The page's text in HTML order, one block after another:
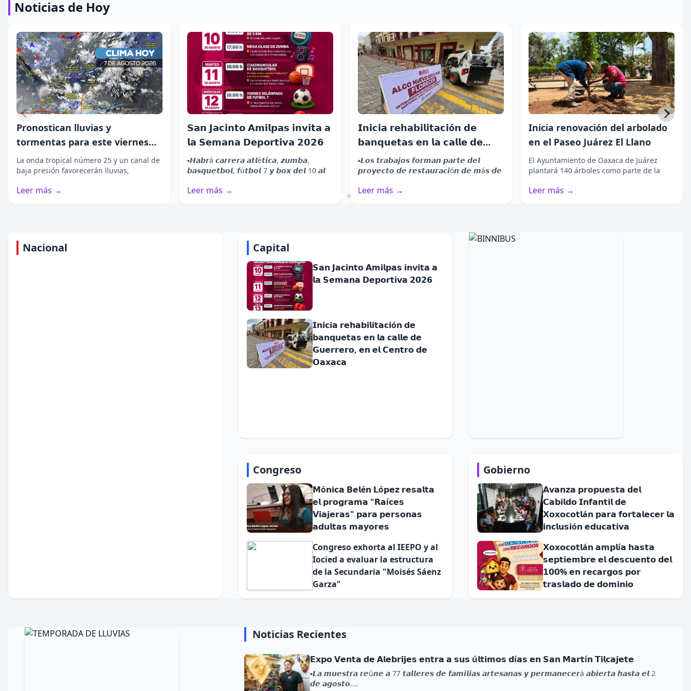
𝗗𝗼𝗻𝗮𝗷í… 𝗟𝗮 𝗟𝗲𝘆𝗲𝗻𝗱𝗮
𝘁𝗲𝗻𝗱𝗿á 𝘀𝘂 ú𝗹𝘁𝗶𝗺𝗮
𝗳𝘂𝗻𝗰𝗶ó𝗻 𝗲𝘀𝘁𝗲 𝗱𝗼𝗺𝗶𝗻𝗴𝗼
▪️𝙀𝙡 𝙚𝙨𝙥𝙚𝙘𝙩á𝙘𝙪𝙡𝙤 𝙨𝙚
𝙥𝙧𝙚𝙨𝙚𝙣𝙩𝙖𝙧á 𝙖 𝙡𝙖𝙨 20:00 𝙝𝙤𝙧𝙖𝙨
𝙚𝙣 𝙚𝙡 𝘼𝙪𝙙𝙞𝙩𝙤𝙧𝙞𝙤 𝙂𝙪𝙚𝙡𝙖...
Noticias de Hoy
Pronostican lluvias y
tormentas para este viernes
en gran parte de Oaxaca
La onda tropical número 25 y un canal de
baja presión favorecerán lluvias,
Leer más →
𝗦𝗮𝗻 𝗝𝗮𝗰𝗶𝗻𝘁𝗼 𝗔𝗺𝗶𝗹𝗽𝗮𝘀 𝗶𝗻𝘃𝗶𝘁𝗮 𝗮
𝗹𝗮 𝗦𝗲𝗺𝗮𝗻𝗮 𝗗𝗲𝗽𝗼𝗿𝘁𝗶𝘃𝗮 𝟮𝟬𝟮𝟲
▪️𝙃𝙖𝙗𝙧á 𝙘𝙖𝙧𝙧𝙚𝙧𝙖 𝙖𝙩𝙡é𝙩𝙞𝙘𝙖, 𝙯𝙪𝙢𝙗𝙖,
𝙗𝙖𝙨𝙦𝙪𝙚𝙩𝙗𝙤𝙡, 𝙛ú𝙩𝙗𝙤𝙡 7 𝙮 𝙗𝙤𝙭 𝙙𝙚𝙡 10 𝙖𝙡
Leer más →
𝗜𝗻𝗶𝗰𝗶𝗮 𝗿𝗲𝗵𝗮𝗯𝗶𝗹𝗶𝘁𝗮𝗰𝗶ó𝗻 𝗱𝗲
𝗯𝗮𝗻𝗾𝘂𝗲𝘁𝗮𝘀 𝗲𝗻 𝗹𝗮 𝗰𝗮𝗹𝗹𝗲 𝗱𝗲
𝗚𝘂𝗲𝗿𝗿𝗲𝗿𝗼, 𝗲𝗻 𝗲𝗹 𝗖𝗲𝗻𝘁𝗿𝗼 𝗱𝗲
𝗢𝗮𝘅𝗮𝗰𝗮
▪️𝙇𝙤𝙨 𝙩𝙧𝙖𝙗𝙖𝙟𝙤𝙨 𝙛𝙤𝙧𝙢𝙖𝙣 𝙥𝙖𝙧𝙩𝙚 𝙙𝙚𝙡
𝙥𝙧𝙤𝙮𝙚𝙘𝙩𝙤 𝙙𝙚 𝙧𝙚𝙨𝙩𝙖𝙪𝙧𝙖𝙘𝙞ó𝙣 𝙙𝙚 𝙢á𝙨 𝙙𝙚
Leer más →
Inicia renovación del arbolado
en el Paseo Juárez El Llano
El Ayuntamiento de Oaxaca de Juárez
plantará 140 árboles como parte de la
Leer más →
Nacional
𝗗𝗶𝘀𝗻𝗲𝘆+ 𝗮𝗻𝘂𝗻𝗰𝗶𝗮 𝗲𝗹 𝗴𝗿𝗮𝗻 𝗿𝗲𝗴𝗿𝗲𝘀𝗼 𝗱𝗲
"𝗦𝗼𝘆 𝗟𝘂𝗻𝗮" 𝗰𝗼𝗻 𝘂𝗻𝗮 𝗻𝘂𝗲𝘃𝗮
▪️𝙆𝙖𝙧𝙤𝙡 𝙎𝙚𝙫𝙞𝙡𝙡𝙖, 𝙈𝙞𝙘𝙝𝙖𝙚𝙡 𝙍𝙤𝙣𝙙𝙖 𝙮 𝙍𝙪𝙜𝙜𝙚𝙧𝙤
𝙋𝙖𝙨𝙦𝙪𝙖𝙧𝙚𝙡𝙡𝙞 𝙫𝙪𝙚𝙡𝙫𝙚𝙣 𝙥𝙖𝙧𝙖 𝙙𝙖𝙧 𝙘𝙤𝙣𝙩𝙞𝙣𝙪𝙞𝙙𝙖𝙙 𝙖
Capital
𝗦𝗮𝗻 𝗝𝗮𝗰𝗶𝗻𝘁𝗼 𝗔𝗺𝗶𝗹𝗽𝗮𝘀 𝗶𝗻𝘃𝗶𝘁𝗮 𝗮
𝗹𝗮 𝗦𝗲𝗺𝗮𝗻𝗮 𝗗𝗲𝗽𝗼𝗿𝘁𝗶𝘃𝗮 𝟮𝟬𝟮𝟲
𝗜𝗻𝗶𝗰𝗶𝗮 𝗿𝗲𝗵𝗮𝗯𝗶𝗹𝗶𝘁𝗮𝗰𝗶ó𝗻 𝗱𝗲
𝗯𝗮𝗻𝗾𝘂𝗲𝘁𝗮𝘀 𝗲𝗻 𝗹𝗮 𝗰𝗮𝗹𝗹𝗲 𝗱𝗲
𝗚𝘂𝗲𝗿𝗿𝗲𝗿𝗼, 𝗲𝗻 𝗲𝗹 𝗖𝗲𝗻𝘁𝗿𝗼 𝗱𝗲
𝗢𝗮𝘅𝗮𝗰𝗮
Congreso
𝗠ó𝗻𝗶𝗰𝗮 𝗕𝗲𝗹é𝗻 𝗟ó𝗽𝗲𝘇 𝗿𝗲𝘀𝗮𝗹𝘁𝗮
𝗲𝗹 𝗽𝗿𝗼𝗴𝗿𝗮𝗺𝗮 "𝗥𝗮í𝗰𝗲𝘀
𝗩𝗶𝗮𝗷𝗲𝗿𝗮𝘀" 𝗽𝗮𝗿𝗮 𝗽𝗲𝗿𝘀𝗼𝗻𝗮𝘀
𝗮𝗱𝘂𝗹𝘁𝗮𝘀 𝗺𝗮𝘆𝗼𝗿𝗲𝘀
Congreso exhorta al IEEPO y al
Iocied a evaluar la estructura
de la Secundaria "Moisés Sáenz
Garza"
Gobierno
𝗔𝘃𝗮𝗻𝘇𝗮 𝗽𝗿𝗼𝗽𝘂𝗲𝘀𝘁𝗮 𝗱𝗲𝗹
𝗖𝗮𝗯𝗶𝗹𝗱𝗼 𝗜𝗻𝗳𝗮𝗻𝘁𝗶𝗹 𝗱𝗲
𝗫𝗼𝘅𝗼𝗰𝗼𝘁𝗹á𝗻 𝗽𝗮𝗿𝗮 𝗳𝗼𝗿𝘁𝗮𝗹𝗲𝗰𝗲𝗿 𝗹𝗮
𝗶𝗻𝗰𝗹𝘂𝘀𝗶ó𝗻 𝗲𝗱𝘂𝗰𝗮𝘁𝗶𝘃𝗮
𝗫𝗼𝘅𝗼𝗰𝗼𝘁𝗹á𝗻 𝗮𝗺𝗽𝗹í𝗮 𝗵𝗮𝘀𝘁𝗮
𝘀𝗲𝗽𝘁𝗶𝗲𝗺𝗯𝗿𝗲 𝗲𝗹 𝗱𝗲𝘀𝗰𝘂𝗲𝗻𝘁𝗼 𝗱𝗲𝗹
𝟭𝟬𝟬% 𝗲𝗻 𝗿𝗲𝗰𝗮𝗿𝗴𝗼𝘀 𝗽𝗼𝗿
𝘁𝗿𝗮𝘀𝗹𝗮𝗱𝗼 𝗱𝗲 𝗱𝗼𝗺𝗶𝗻𝗶𝗼
Noticias Recientes
𝗘𝘅𝗽𝗼 𝗩𝗲𝗻𝘁𝗮 𝗱𝗲 𝗔𝗹𝗲𝗯𝗿𝗶𝗷𝗲𝘀 𝗲𝗻𝘁𝗿𝗮 𝗮 𝘀𝘂𝘀 ú𝗹𝘁𝗶𝗺𝗼𝘀 𝗱í𝗮𝘀 𝗲𝗻 𝗦𝗮𝗻 𝗠𝗮𝗿𝘁í𝗻 𝗧𝗶𝗹𝗰𝗮𝗷𝗲𝘁𝗲
▪️𝙇𝙖 𝙢𝙪𝙚𝙨𝙩𝙧𝙖 𝙧𝙚ú𝙣𝙚 𝙖 77 𝙩𝙖𝙡𝙡𝙚𝙧𝙚𝙨 𝙙𝙚 𝙛𝙖𝙢𝙞𝙡𝙞𝙖𝙨 𝙖𝙧𝙩𝙚𝙨𝙖𝙣𝙖𝙨 𝙮 𝙥𝙚𝙧𝙢𝙖𝙣𝙚𝙘𝙚𝙧á 𝙖𝙗𝙞𝙚𝙧𝙩𝙖 𝙝𝙖𝙨𝙩𝙖 𝙚𝙡 2
𝙙𝙚 𝙖𝙜𝙤𝙨𝙩𝙤....